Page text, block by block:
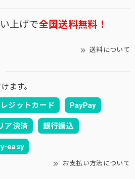
上げで全国送料無料！
送料について
ます。
ジットカード PayPay
ア決済 銀行振込
easy
お支払い方法について